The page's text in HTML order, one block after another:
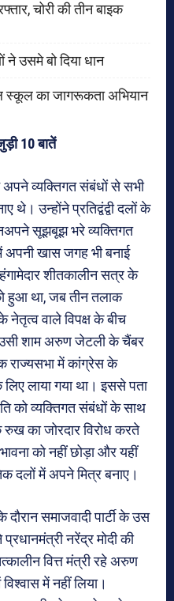
चोरी की तीन बाइक
ने उसमे बो दिया धान
स्कूल का जागरूकता अभियान
10 बातें
अपने व्यक्तिगत संबंधों से सभी
थे। उन्होंने प्रतिद्वंद्वी दलों के
सूझबूझ भरे व्यक्तिगत
अपनी खास जगह भी बनाई
शीतकालीन सत्र के
हुआ था, जब तीन तलाक
वाले विपक्ष के बीच
शाम अरुण जेटली के चैंबर
में कांग्रेस के
लाया गया था। इससे पता
को व्यक्तिगत संबंधों के साथ
का जोरदार विरोध करते
को नहीं छोड़ा और यहीं
दलों में अपने मित्र बनाए।
दौरान समाजवादी पार्टी के उस
नरेंद्र मोदी की
वित्त मंत्री रहे अरुण
में नहीं लिया।